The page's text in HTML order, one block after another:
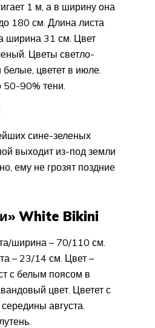
1 м, а в ширину она
180 см. Длина листа
ширина 31 см. Цвет
Цветы светло-
цветет в июле.
50-90% тени.
сине-зеленых
выходит из-под земли
ему не грозят поздние
White Bikini
ширина – 70/110 см.
– 23/14 см. Цвет –
с белым поясом в
цвет. Цветет с
августа.